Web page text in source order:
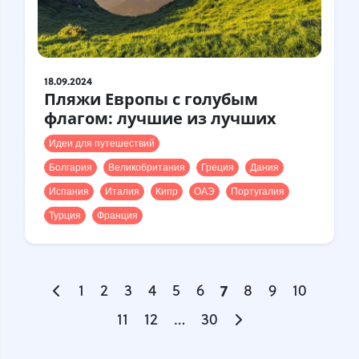
18.09.2024
Пляжи Европы с голубым
флагом: лучшие из лучших
Идеи для путешествий
Болгария
Великобритания Греция
Дания
Испания
Италия Кипр ОАЭ
Португалия
Турция
Франция
1 2 3 4 5 6 7 8 9
10
11
12 … 30